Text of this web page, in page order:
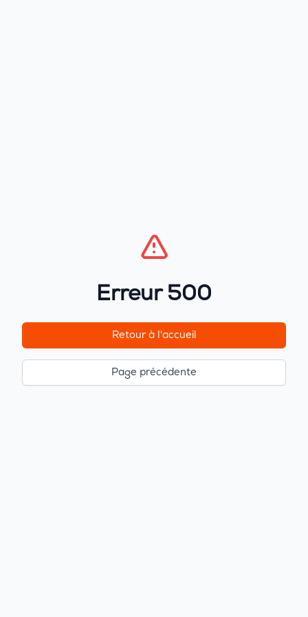
Erreur 500
Retour à l'accueil
Page précédente